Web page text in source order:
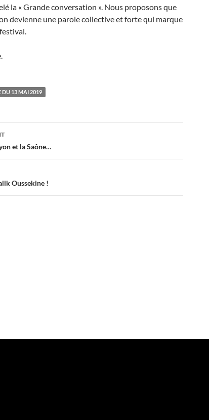
la « Grande conversation ». Nous proposons que
devienne une parole collective et forte qui marque
DU 13 MAI 2019
et la Saône…
Oussekine !